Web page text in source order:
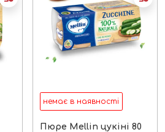
немає в наявності
Пюре Mellin цукіні 80